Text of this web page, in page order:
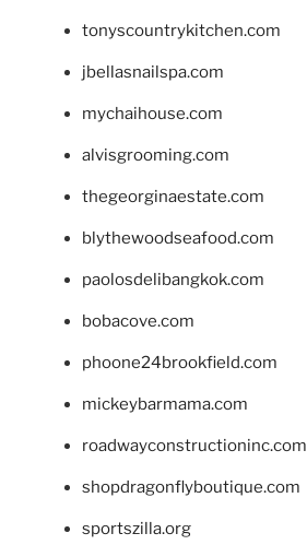
tonyscountrykitchen.com
jbellasnailspa.com
mychaihouse.com
alvisgrooming.com
thegeorginaestate.com
blythewoodseafood.com
paolosdelibangkok.com
bobacove.com
phoone24brookfield.com
mickeybarmama.com
roadwayconstructioninc.com
shopdragonflyboutique.com
sportszilla.org